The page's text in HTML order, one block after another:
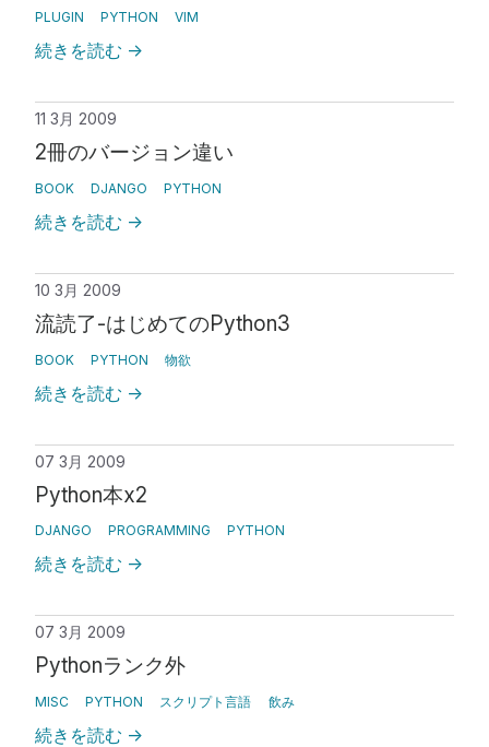
PLUGIN PYTHON VIM
続きを読む →
11 3月 2009
2冊のバージョン違い
BOOK DJANGO PYTHON
続きを読む →
10 3月 2009
流読了-はじめてのPython3
BOOK PYTHON 物欲
続きを読む →
07 3月 2009
Python本x2
DJANGO PROGRAMMING PYTHON
続きを読む →
07 3月 2009
Pythonランク外
MISC PYTHON スクリプト言語 飲み
続きを読む →